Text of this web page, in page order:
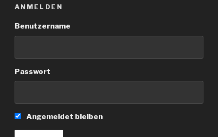
ANMELDEN
Benutzername
Passwort
Angemeldet bleiben